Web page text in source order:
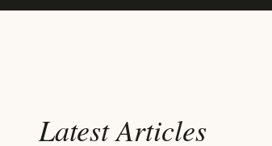
Latest Articles